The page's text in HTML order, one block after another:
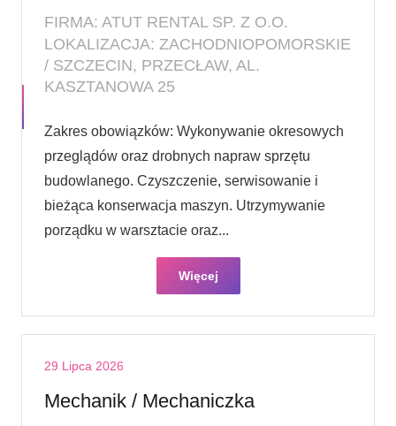
FIRMA: ATUT RENTAL SP. Z O.O.
LOKALIZACJA: ZACHODNIOPOMORSKIE
/ SZCZECIN, PRZECŁAW, AL.
KASZTANOWA 25
Zakres obowiązków: Wykonywanie okresowych
przeglądów oraz drobnych napraw sprzętu
budowlanego. Czyszczenie, serwisowanie i
bieżąca konserwacja maszyn. Utrzymywanie
porządku w warsztacie oraz...
Więcej
29 Lipca 2026
Mechanik / Mechaniczka